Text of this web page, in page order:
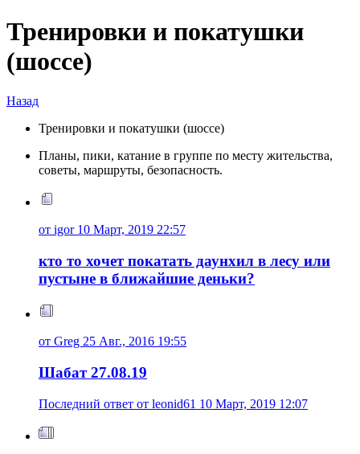
Тренировки и покатушки
(шоссе)
Назад
Тренировки и покатушки (шоссе)
Планы, пики, катание в группе по месту жительства,
советы, маршруты, безопасность.
от igor 10 Март, 2019 22:57
кто то хочет покатать даунхил в лесу или
пустыне в ближайшие деньки?
от Greg 25 Авг., 2016 19:55
Шабат 27.08.19
Последний ответ от leonid61 10 Март, 2019 12:07